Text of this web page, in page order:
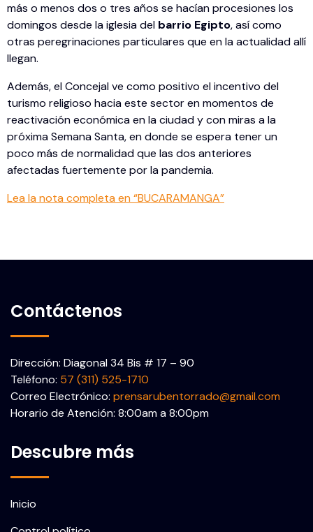
más o menos dos o tres años se hacían procesiones los
domingos desde la iglesia del barrio Egipto, así como
otras peregrinaciones particulares que en la actualidad allí
llegan.
Además, el Concejal ve como positivo el incentivo del
turismo religioso hacia este sector en momentos de
reactivación económica en la ciudad y con miras a la
próxima Semana Santa, en donde se espera tener un
poco más de normalidad que las dos anteriores
afectadas fuertemente por la pandemia.
Lea la nota completa en “BUCARAMANGA”
Contáctenos
Dirección: Diagonal 34 Bis # 17 – 90
Teléfono: 57 (311) 525-1710
Correo Electrónico: prensarubentorrado@gmail.com
Horario de Atención: 8:00am a 8:00pm
Descubre más
Inicio